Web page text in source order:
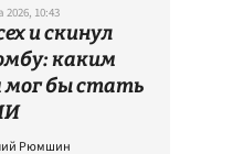
2026, 10:43
и скинул
каким
мог бы стать
Рюмшин